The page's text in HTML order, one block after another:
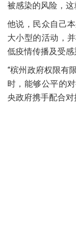
被感染的风险，
他说，民众自己
大小型的活动，
低疫情传播及受感
“槟州政府权限有
时，能够公平的
央政府携手配合对